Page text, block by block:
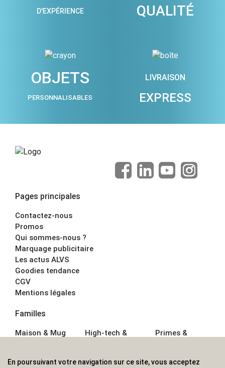
D'EXPÉRIENCE QUALITÉ
OBJETS
PERSONNALISABLES
LIVRAISON
EXPRESS
Pages principales
Contactez-nous
Promos
Qui sommes-nous ?
Marquage publicitaire
Les actus ALVS
Goodies tendance
CGV
Mentions légales
Familles
Maison & Mug
Écriture
High-tech &
Sport &
Primes &
Boisson
En poursuivant votre navigation sur ce site, vous acceptez